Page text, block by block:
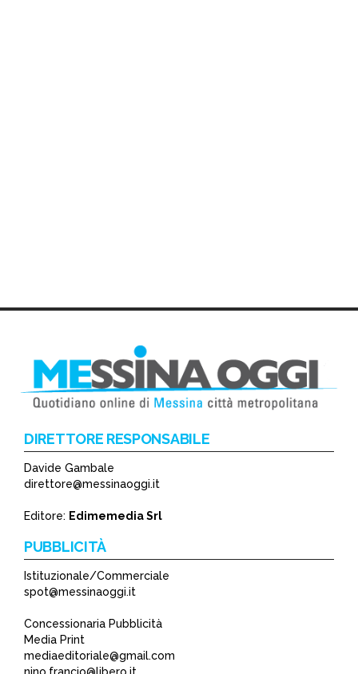
DIRETTORE RESPONSABILE
Davide Gambale
direttore@messinaoggi.it
Editore: Edimemedia Srl
PUBBLICITÀ
Istituzionale/Commerciale
spot@messinaoggi.it
Concessionaria Pubblicità
Media Print
mediaeditoriale@gmail.com